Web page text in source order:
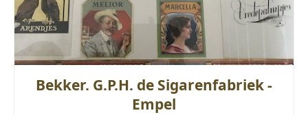
Bekker. G.P.H. de Sigarenfabriek -
Empel